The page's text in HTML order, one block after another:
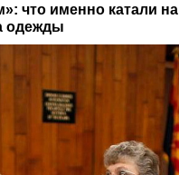
что именно катали на
одежды